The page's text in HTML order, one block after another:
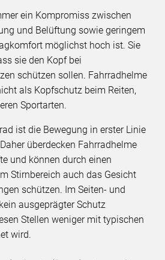
ein Kompromiss zwischen
und Belüftung sowie geringem
möglichst hoch ist. Sie
sie den Kopf bei
schützen sollen. Fahrradhelme
als Kopfschutz beim Reiten,
Sportarten.
ist die Bewegung in erster Linie
überdecken Fahrradhelme
und können durch einen
Stirnbereich auch das Gesicht
schützen. Im Seiten- und
ausgeprägter Schutz
Stellen weniger mit typischen
wird.